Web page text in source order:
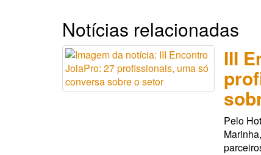
Notícias relacionadas
III
Pelo